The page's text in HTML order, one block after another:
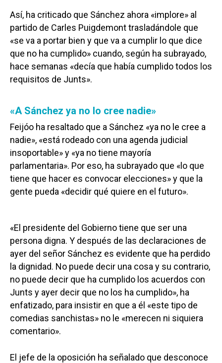
Así, ha criticado que Sánchez ahora «implore» al
partido de Carles Puigdemont trasladándole que
«se va a portar bien y que va a cumplir lo que dice
que no ha cumplido» cuando, según ha subrayado,
hace semanas «decía que había cumplido todos los
requisitos de Junts».
«A Sánchez ya no lo cree nadie»
Feijóo ha resaltado que a Sánchez «ya no le cree a
nadie», «está rodeado con una agenda judicial
insoportable» y «ya no tiene mayoría
parlamentaria». Por eso, ha subrayado que «lo que
tiene que hacer es convocar elecciones» y que la
gente pueda «decidir qué quiere en el futuro».
«El presidente del Gobierno tiene que ser una
persona digna. Y después de las declaraciones de
ayer del señor Sánchez es evidente que ha perdido
la dignidad. No puede decir una cosa y su contrario,
no puede decir que ha cumplido los acuerdos con
Junts y ayer decir que no los ha cumplido», ha
enfatizado, para insistir en que a él «este tipo de
comedias sanchistas» no le «merecen ni siquiera
comentario».
El jefe de la oposición ha señalado que desconoce